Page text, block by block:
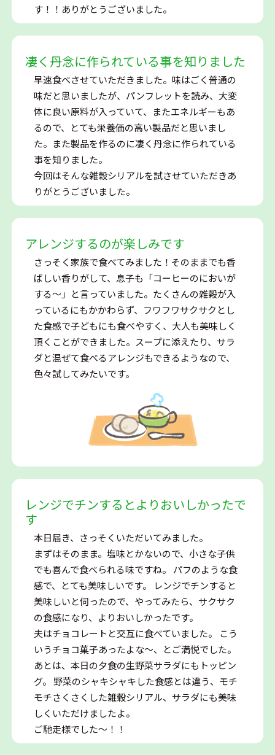
す！！ありがとうございました。
凄く丹念に作られている事を知りました
早速食べさせていただきました。味はごく普通の
味だと思いましたが、パンフレットを読み、大変
体に良い原料が入っていて、またエネルギーもあ
るので、とても栄養価の高い製品だと思いまし
た。また製品を作るのに凄く丹念に作られている
事を知りました。
今回はそんな雑穀シリアルを試させていただきあ
りがとうございました。
アレンジするのが楽しみです
さっそく家族で食べてみました！そのままでも香
ばしい香りがして、息子も「コーヒーのにおいが
する～」と言っていました。たくさんの雑穀が入
っているにもかかわらず、フワフワサクサクとし
た食感で子どもにも食べやすく、大人も美味しく
頂くことができました。スープに添えたり、サラ
ダと混ぜて食べるアレンジもできるようなので、
色々試してみたいです。
レンジでチンするとよりおいしかったで
す
本日届き、さっそくいただいてみました。
まずはそのまま。塩味とかないので、小さな子供
でも喜んで食べられる味ですね。 パフのような食
感で、とても美味しいです。 レンジでチンすると
美味しいと伺ったので、やってみたら、サクサク
の食感になり、よりおいしかったです。
夫はチョコレートと交互に食べていました。 こう
いうチョコ菓子あったよな～、とご満悦でした。
あとは、本日の夕食の生野菜サラダにもトッピン
グ。 野菜のシャキシャキした食感とは違う、モチ
モチさくさくした雑穀シリアル、サラダにも美味
しくいただけましたよ。
ご馳走様でした～！！